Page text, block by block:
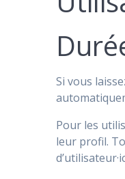
Si vous
Pour les
leur profil.